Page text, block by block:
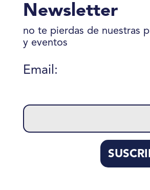
Newsletter
no te pierdas de nuestras
y eventos
Email:
leave
field